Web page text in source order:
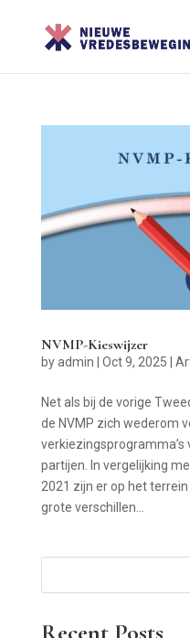
NVMP-Kieswijzer
byadmin | Oct 9, 2025 |
Net als bij de vorige
de NVMP zich wederom
verkiezingsprogramma’s
partijen. In vergelijking
2021 zijn er op het
grote verschillen...
Recent Posts